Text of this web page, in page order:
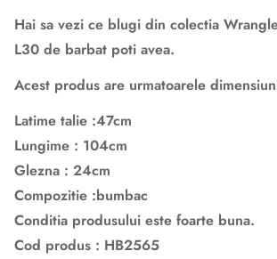
Hai sa vezi ce blugi din colectia
L30 de barbat poti avea.
Acest produs are urmatoarele
Latime talie :47cm
Lungime : 104cm
Glezna : 24cm
Compozitie :bumbac
Conditia produsului este foarte buna.
Cod produs : HB2565